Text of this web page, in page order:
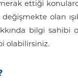
ettiği
olan
bilgi
olabilirsiniz.